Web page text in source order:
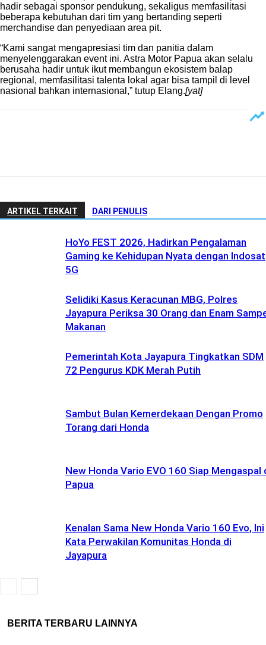
hadir sebagai sponsor pendukung, sekaligus memfasilitasi
beberapa kebutuhan dari tim yang bertanding seperti
merchandise dan penyediaan area pit.
“Kami sangat mengapresiasi tim dan panitia dalam
menyelenggarakan event ini. Astra Motor Papua akan selalu
berusaha hadir untuk ikut membangun ekosistem balap
regional, memfasilitasi talenta lokal agar bisa tampil di level
nasional bahkan internasional,” tutup Elang.[yat]
ARTIKEL TERKAIT DARI PENULIS
HoYo FEST 2026, Hadirkan Pengalaman
Gaming ke Kehidupan Nyata dengan Indosat
5G
Selidiki Kasus Keracunan MBG, Polres
Jayapura Periksa 30 Orang dan Enam
Makanan
Pemerintah Kota Jayapura Tingkatkan SDM
72 Pengurus KDK Merah Putih
Sambut Bulan Kemerdekaan Dengan Promo
Torang dari Honda
New Honda Vario EVO 160 Siap Mengaspal
Papua
Kenalan Sama New Honda Vario 160 Evo, Ini
Kata Perwakilan Komunitas Honda di
Jayapura
BERITA TERBARU LAINNYA